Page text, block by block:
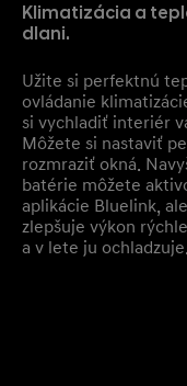
Klimatizácia a
dlani.
Užite si perfektnú
ovládanie
si vychladiť interiér
Môžete si nastaviť
rozmraziť okná.
batérie môžete
aplikácie Bluelink,
zlepšuje výkon
a v lete ju ochladzuje.